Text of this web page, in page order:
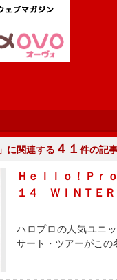
」に関連する ４１ 件の記
Ｈｅｌｌｏ！Ｐｒ
１４ ＷＩＮＴＥＲ
ハロプロの人気ユニ
サート・ツアーがこの